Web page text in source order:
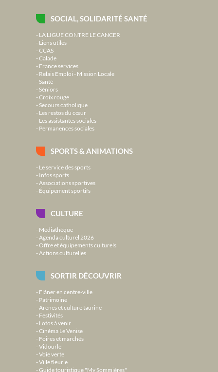
SOCIAL, SOLIDARITÉ SANTÉ
LA LIGUE CONTRE LE CANCER
Liens utiles
CCAS
Calade
France services
Relais Emploi - Mission Locale
Santé
Séniors
Croix rouge
Secours catholique
Les restos du cœur
Les assistantes sociales
Permanences sociales
SPORTS & ANIMATIONS
Le service des sports
Infos sports
Associations sportives
Équipement sportifs
CULTURE
Médiathèque
Agenda culturel 2026
Offre et équipements culturels
Actions culturelles
SORTIR DÉCOUVRIR
Flâner en centre-ville
Patrimoine
Arènes et culture taurine
Festivités
Lotos à venir
Cinéma Le Venise
Foires et marchés
Vidourle
Voie verte
Ville fleurie
Guide touristique "My Sommières"